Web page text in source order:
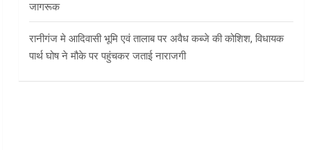
जागरूक
रानीगंज मे आदिवासी भूमि एवं तालाब पर अवैध कब्जे की कोशिश, विधायक
पार्थ घोष ने मौके पर पहुंचकर जताई नाराजगी